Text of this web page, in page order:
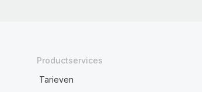
Productservices
Tarieven